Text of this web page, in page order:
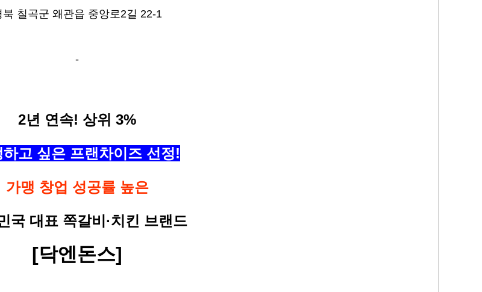
북 칠곡군 왜관읍 중앙로2길 22-1
-
2년 연속! 상위 3%
하고 싶은 프랜차이즈 선정!
가맹 창업 성공률 높은
국 대표 쪽갈비·치킨 브랜드
[닥엔돈스]